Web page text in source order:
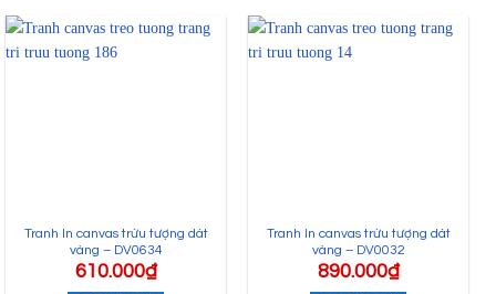
Tranh In canvas trừu tượng dát
vàng – DV0634
610.000₫
Tranh In canvas trừu tượng dát
vàng – DV0032
890.000₫